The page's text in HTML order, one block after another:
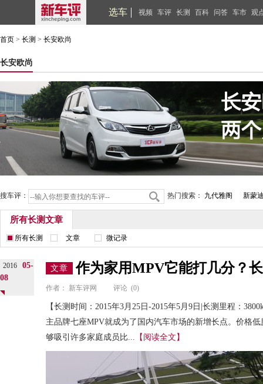
选车 视频 车评 长测 百科 问答 车市 观
首页 > 长测 > 长安欧尚
长安欧尚
搜车评： 热门搜索： 九代雅阁 新蒙
所有长测文章
所有长测 文章 微记录
2016
05-
08
文章 作为家用MPV它能打几分？
作者： 新车评网 评论 (0)
【长测时间：2015年3月25日-2015年5月9日|长测里程：
主品牌七座MPV就成为了国内汽车市场的新增长点。价格
够吸引许多家庭成员比... 【阅读全文】